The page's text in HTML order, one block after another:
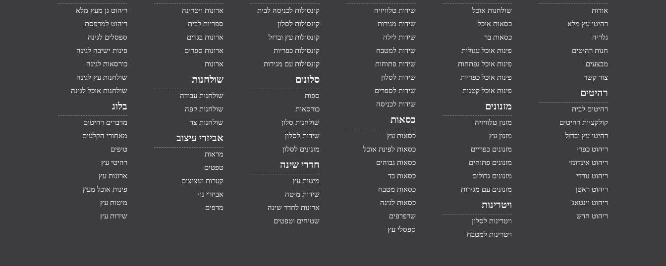
אודות
רהיטי עץ מלא
גלריה
חנות רהיטים
מבצעים
צור קשר
רהיטים
רהיטים לבית
קולקציות רהיטים
רהיטי עץ וברזל
ריהוט כפרי
ריהוט אינדונזי
ריהוט נורדי
ריהוט ראטן
ריהוט וינטאג'
ריהוט חדש
שולחנות אוכל
כסאות אוכל
כסאות בר
פינות אוכל עגולות
פינות אוכל נפתחות
פינות אוכל כפריות
פינות אוכל קטנות
מזנונים
מזנון טלוויזיה
מזנון עץ
מזנונים כפריים
מזנונים פתוחים
מזנונים גדולים
מזנונים עם מגירות
ויטרינות
ויטרינות לסלון
ויטרינות למטבח
שידות טלוויזיה
שידות מגירות
שידות לילה
שידות למטבח
שידות פתוחות
שידות לסלון
שידות לספרים
שידות לכניסה
כסאות
כסאות עץ
כסאות לפינת אוכל
כסאות גבוהים
כסאות בד
כסאות מטבח
כסאות לגינה
שרפרפים
ספסלי עץ
קונסולות לכניסה לבית
קונסולות לסלון
קונסולות עץ וברזל
קונסולות כפריות
קונסולות עם מגירות
סלונים
ספות
כורסאות
שולחנות סלון
שידות לסלון
מזנונים לסלון
חדרי שינה
מיטות עץ
שידות מיטה
ארונות לחדר שינה
שטיחים וטפטים
ארונות ויטרינה
ספריות לבית
ארונות בגדים
ארונות ספרים
ארונות
שולחנות
שולחנות עבודה
שולחנות קפה
שולחנות צד
אביזרי עיצוב
מראות
טפטים
קערות ועציצים
אביזרי נוי
מדפים
ריהוט גן מעץ מלא
ריהוט למרפסת
ספסלים לגינה
פינות ישיבה לגינה
כורסאות לגינה
שולחנות עץ לגינה
שולחנות אוכל לגינה
בלוג
מדברים רהיטים
מאחורי הקלעים
טיפים
רהיטי עץ
ארונות עץ
פינות אוכל מעץ
מיטות עץ
שידות עץ